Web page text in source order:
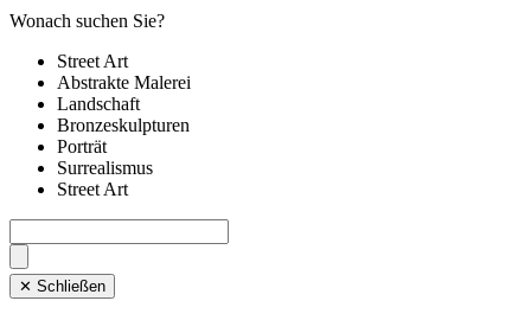
Wonach suchen Sie?
Street Art
Abstrakte Malerei
Landschaft
Bronzeskulpturen
Porträt
Surrealismus
Street Art
✕ Schließen